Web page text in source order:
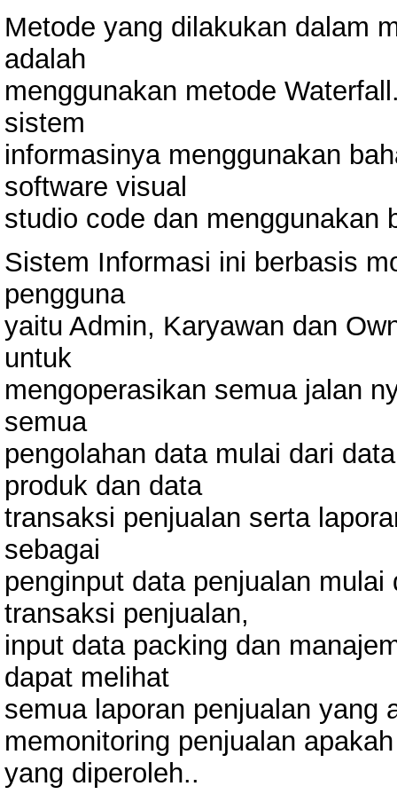
Metode yang dilakukan dalam
adalah
menggunakan metode
sistem
informasinya menggunakan
software visual
studio code dan menggunakan
Sistem Informasi ini berbasis
pengguna
yaitu Admin, Karyawan dan
untuk
mengoperasikan semua jalan
semua
pengolahan data mulai dari
produk dan data
transaksi penjualan serta
sebagai
penginput data penjualan
transaksi penjualan,
input data packing dan
dapat melihat
semua laporan penjualan yang
memonitoring penjualan
yang diperoleh..